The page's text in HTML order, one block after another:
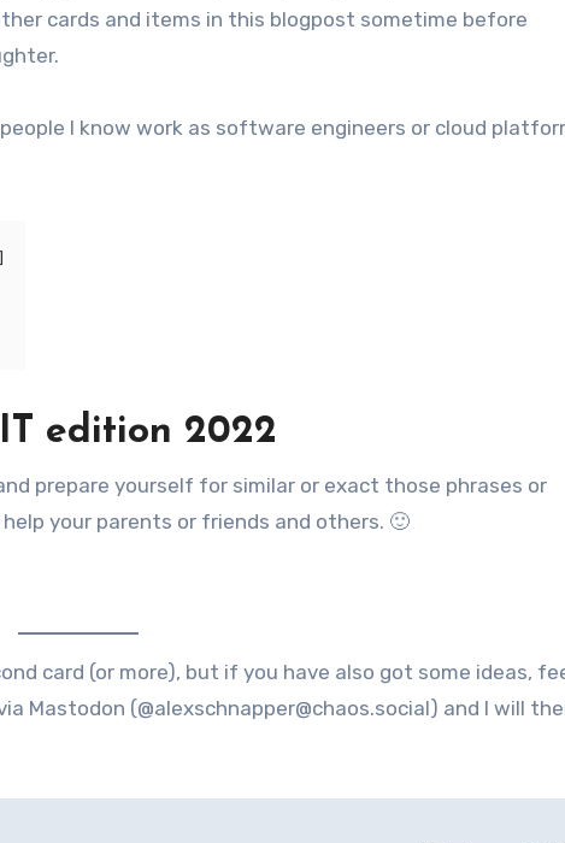
cards and items in this blogpost sometime before
I know work as software engineers or cloud
edition 2022
prepare yourself for similar or exact those phrases or
your parents or friends and others. 🙂
card (or more), but if you have also got some ideas,
Mastodon (@alexschnapper@chaos.social) and I will